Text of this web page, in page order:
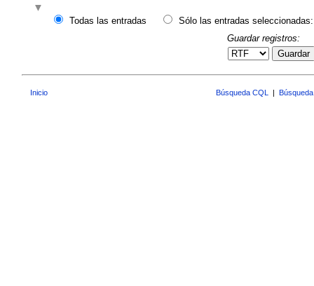
Todas las entradas
Sólo las entradas seleccionadas:
Guardar registros:
Guardar
Inicio Búsqueda CQL